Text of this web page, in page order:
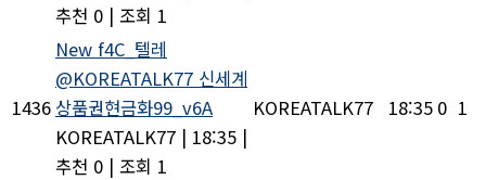
추천 0 | 조회 1
1436
New f4C_텔레
@KOREATALK77 신세계
상품권현금화99_v6A
KOREATALK77 | 18:35 |
추천 0 | 조회 1
KOREATALK77 18:35 0 1